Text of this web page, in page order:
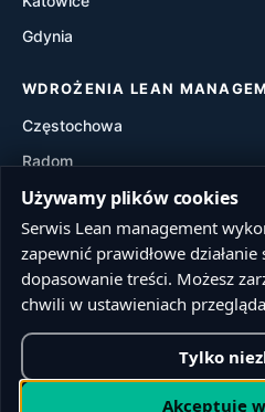
Gdynia
WDROŻENIA LEAN
Częstochowa
Radom
Rzeszów
Toruń
Sosnowiec
Kielce
Używamy plików cookies
Serwis Lean management
zapewnić prawidłowe
dopasowanie treści. Możesz
chwili w ustawieniach
Tylko
Akceptuję